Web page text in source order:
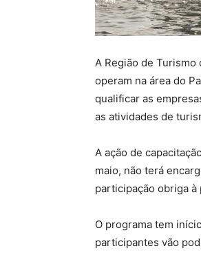
A Região de Turismo
operam na área do
qualificar as
as atividades de
A ação de
maio, não terá
participação obriga à
O programa tem
participantes vão